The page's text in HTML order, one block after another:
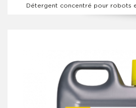
Détergent concentré pour robots